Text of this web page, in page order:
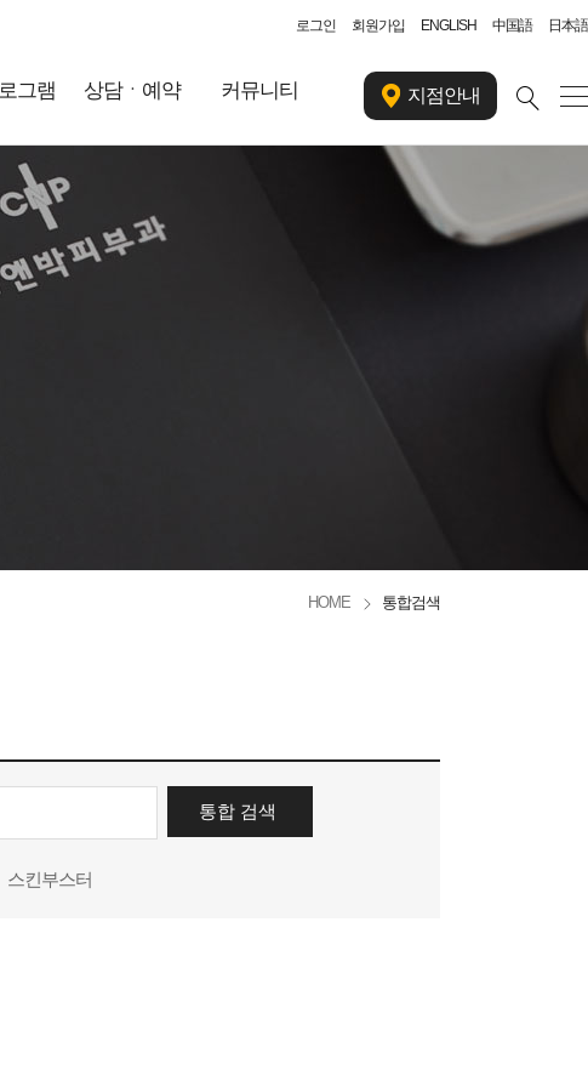
로그인 회원가입 ENGLISH 中国語 日本語
그램 상담ㆍ예약 커뮤니티 지점안내
HOME 통합검색
스킨부스터